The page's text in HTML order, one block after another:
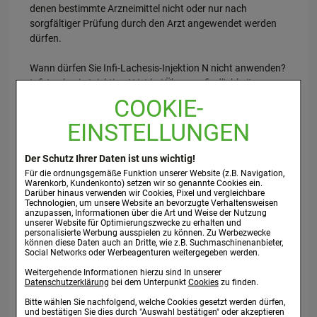
COOKIE-
EINSTELLUNGEN
Der Schutz Ihrer Daten ist uns wichtig!
Für die ordnungsgemäße Funktion unserer Website (z.B. Navigation,
Warenkorb, Kundenkonto) setzen wir so genannte Cookies ein.
Darüber hinaus verwenden wir Cookies, Pixel und vergleichbare
Technologien, um unsere Website an bevorzugte Verhaltensweisen
anzupassen, Informationen über die Art und Weise der Nutzung
unserer Website für Optimierungszwecke zu erhalten und
personalisierte Werbung ausspielen zu können. Zu Werbezwecke
können diese Daten auch an Dritte, wie z.B. Suchmaschinenanbieter,
Social Networks oder Werbeagenturen weitergegeben werden.
Weitergehende Informationen hierzu sind In unserer
Datenschutzerklärung bei dem Unterpunkt Cookieszu finden.
Bitte wählen Sie nachfolgend, welche Cookies gesetzt werden dürfen,
und bestätigen Sie dies durch "Auswahl bestätigen" oder akzeptieren
denen bestimmte Arzneimittel nicht oder nur nach
sorgfältiger Prüfung durch den Arzt angewendet werden
dürfen.
Wann dürfen Sie Infi-Lachesis-Injektion N nicht anwenden?
Infi-Lachesis-Injektion N ist bei Überempfindlichkeit gegen
einen der Wirkstoffe, z.B. Echinacea (Sonnenhut), oder
gegen Korbblütler sowie gegen Formica rufa (Rote
Waldameise) nicht anzuwenden. Nicht anwenden bei
Diabetes mellitus. Aus grundsätzlichen Überlegungen darf
Infi-Lachesis-Injektion N nicht angewendet werden bei
fortschreitenden Systemerkrankungen wie Tuberkulose,
Leukämie bzw. leukämieähnlichen Erkrankungen
(Leukosen), entzündlichen Erkrankungen des
Bindegewebes (Kollagenosen), Autoimmunerkrankungen,
multipler Sklerose, AIDS-Erkrankung, HIVInfektion oder
anderen chronischen Viruserkrankungen.
Vorsichtsmaßnahmen für die Anwendung und
Was müssen Sie in der Schwangerschaft und Stillzeit